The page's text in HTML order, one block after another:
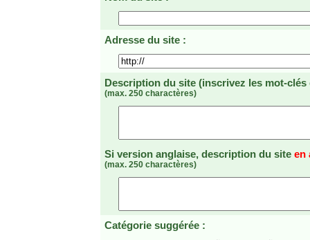
Adresse du site :
Description du site (inscrivez les mot-
(max. 250 charactères)
Si version anglaise, description du site en
(max. 250 charactères)
Catégorie suggérée :